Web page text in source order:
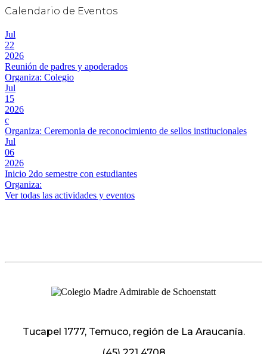
Calendario de Eventos
Jul
22
2026
Reunión de padres y apoderados
Organiza: Colegio
Jul
15
2026
c
Organiza: Ceremonia de reconocimiento de sellos institucionales
Jul
06
2026
Inicio 2do semestre con estudiantes
Organiza:
Ver todas las actividades y eventos
Tucapel 1777, Temuco, región de La Araucanía.